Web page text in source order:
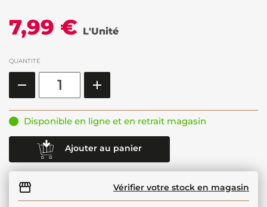
7,99 € L'Unité
QUANTITÉ
Disponible en ligne et en retrait magasin
Ajouter au panier
Vérifier votre stock en magasin